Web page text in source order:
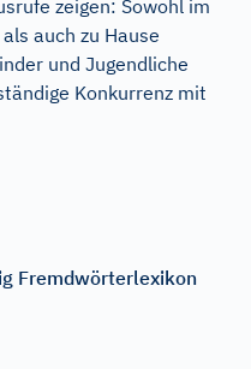
zeigen: Sowohl im
auch zu Hause
und Jugendliche
Konkurrenz mit
Fremdwörterlexikon